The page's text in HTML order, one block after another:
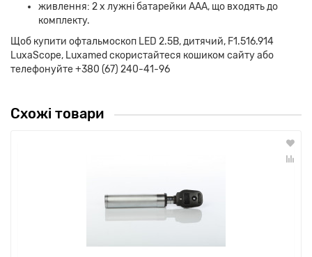
живлення: 2 x лужні батарейки AAA, що входять до
комплекту.
Щоб купити офтальмоскоп LED 2.5В, дитячий, F1.516.914
LuxaScope, Luxamed скористайтеся кошиком сайту або
телефонуйте +380 (67) 240-41-96
Схожі товари